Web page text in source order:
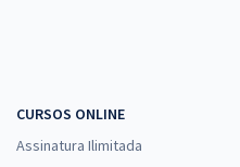
CURSOS ONLINE
Assinatura Ilimitada